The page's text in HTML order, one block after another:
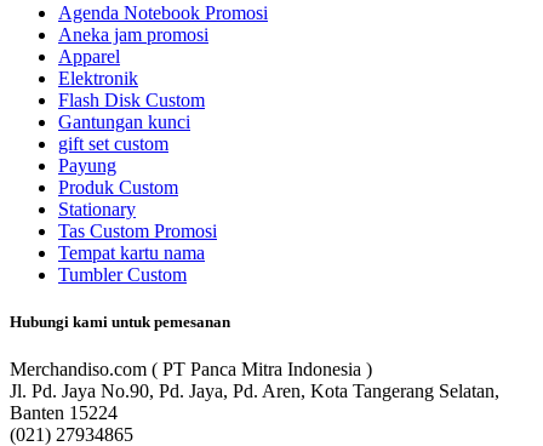
Agenda Notebook Promosi
Aneka jam promosi
Apparel
Elektronik
Flash Disk Custom
Gantungan kunci
gift set custom
Payung
Produk Custom
Stationary
Tas Custom Promosi
Tempat kartu nama
Tumbler Custom
Hubungi kami untuk pemesanan
Merchandiso.com ( PT Panca Mitra Indonesia )
Jl. Pd. Jaya No.90, Pd. Jaya, Pd. Aren, Kota Tangerang Selatan,
Banten 15224
(021) 27934865